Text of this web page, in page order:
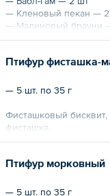
— Кленовый пекан — 2
— Малиновый брауни
— Черничный йогурт
Общий вес – 200 г
Птифур фисташка-
— 5 шт. по 35 г
Фисташковый
фисташка.
Птифур морковный
— 5 шт. по 35 г